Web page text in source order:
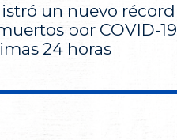
un nuevo récord
por COVID-19
24 horas